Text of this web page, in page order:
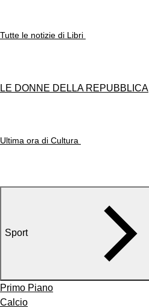
Tutte le notizie di Libri
LE DONNE DELLA REPUBBLICA
Ultima ora di Cultura
Sport
Primo Piano
Calcio